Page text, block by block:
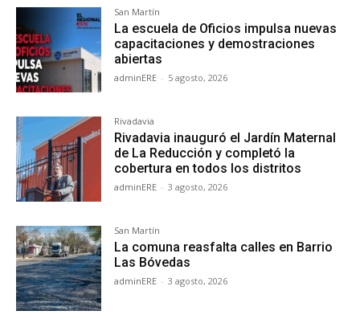
San Martín
La escuela de Oficios impulsa nuevas
capacitaciones y demostraciones
abiertas
adminERE - 5 agosto, 2026
Rivadavia
Rivadavia inauguró el Jardín Maternal
de La Reducción y completó la
cobertura en todos los distritos
adminERE - 3 agosto, 2026
San Martín
La comuna reasfalta calles en Barrio
Las Bóvedas
adminERE - 3 agosto, 2026